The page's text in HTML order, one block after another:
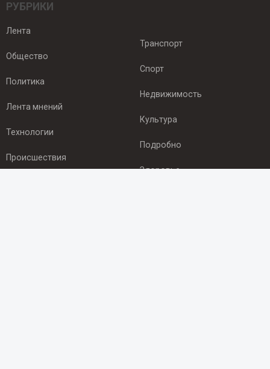
РУБРИКИ
Лента
Общество
Политика
Лента мнений
Технологии
Происшествия
Транспорт
Спорт
Недвижимость
Культура
Подробно
Здоровье